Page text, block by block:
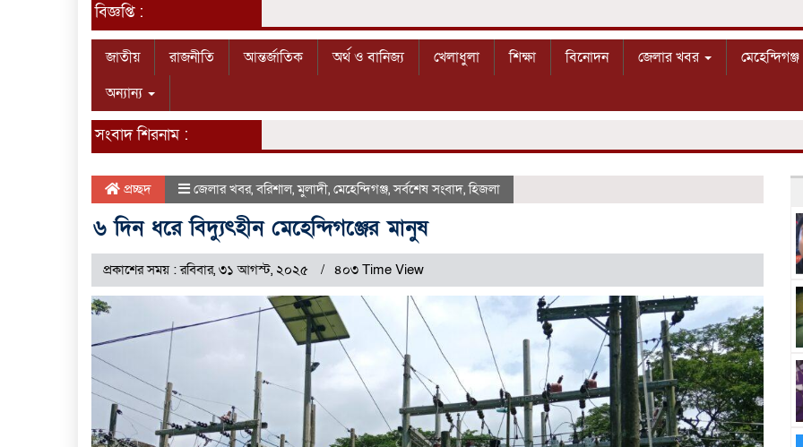
বিজ্ঞপ্তি :
জাতীয় রাজনীতি আন্তর্জাতিক অর্থ ও বানিজ্য খেলাধুলা শিক্ষা বিনোদন জেলার খবর মেহেন্দিগঞ্জ
অন্যান্য
সংবাদ শিরনাম :
প্রচ্ছদ জেলার খবর,বরিশাল,মুলাদী, মেহেন্দিগঞ্জ,সর্বশেষ সংবাদ,হিজলা
৬ দিন ধরে বিদ্যুৎহীন মেহেন্দিগঞ্জের মানুষ
প্রকাশের সময় : রবিবার, ৩১ আগস্ট, ২০২৫ ৪০৩ Time View